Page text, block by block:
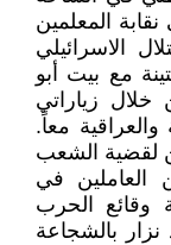
المعلمين
الاسرائيلي
مع بيت أبو
زياراتي
والعراقية معاً.
لقضية الشعب
العاملين في
وقائع الحرب
نزار بالشجاعة